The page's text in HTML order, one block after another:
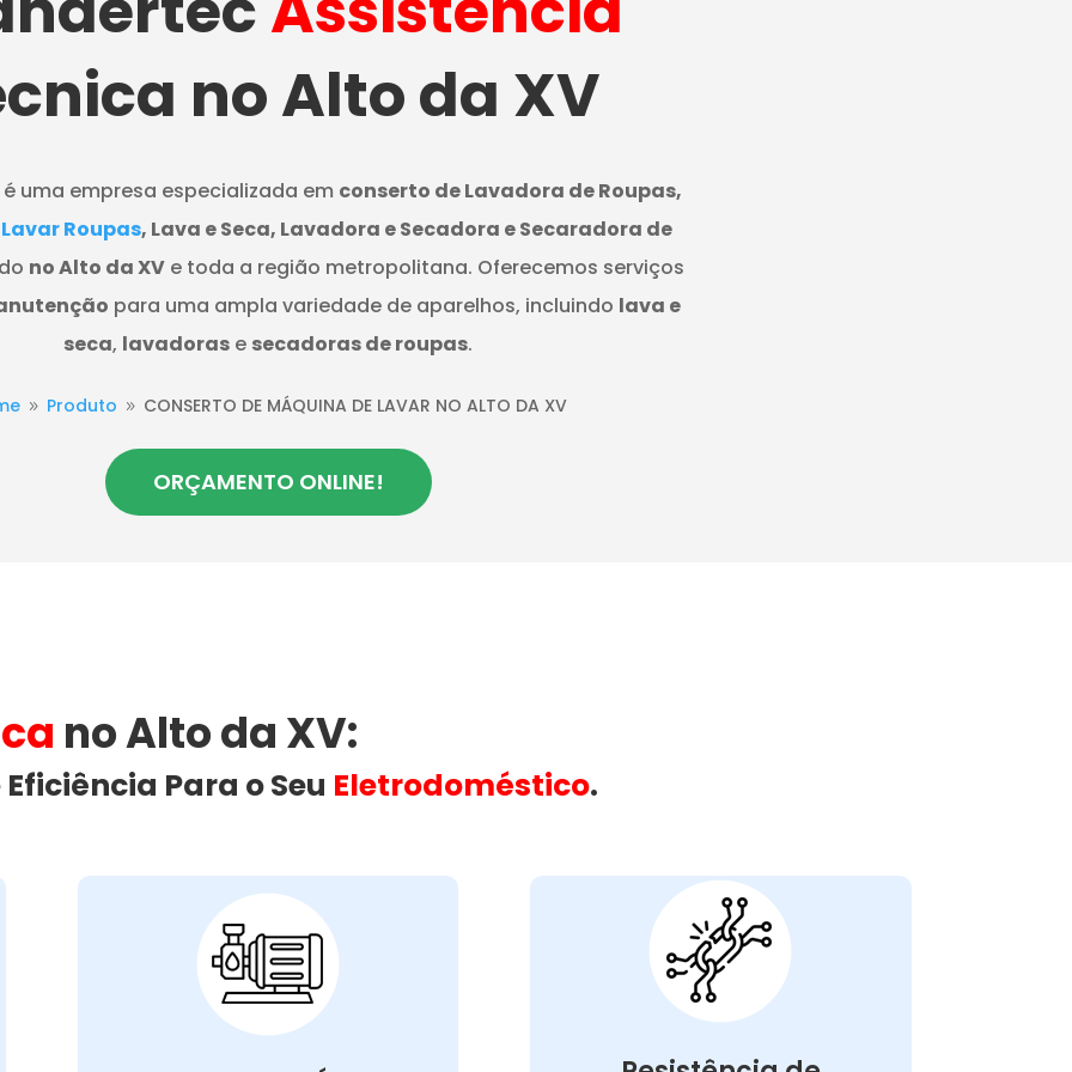
no Alto da XV
é uma empresa especializada em conserto de Lavadora de Roupas,
Roupas, Lava e Seca, Lavadora e Secadora e Secaradora de
no Alto da XV e toda a região metropolitana. Oferecemos serviços
para uma ampla variedade de aparelhos, incluindo lava e
seca, lavadoras e secadoras de roupas.
9 Produto 9 CONSERTO DE MÁQUINA DE LAVAR NO ALTO DA XV
ORÇAMENTO ONLINE!
no Alto da XV​:
Eficiência Para o Seu Eletrodoméstico.
Água na Máquina
de Lavar:
vazamento de água na máquina
pode ser causado por diversas
razões, como mangueiras soltas ou
danificadas, juntas desgastadas, ou
Máquina Com
Resistência
Queimada:
resistência queimada
na
pode causar problemas como
a água não aquecer adequadamente,
resultando em roupas mal lavadas. Esse